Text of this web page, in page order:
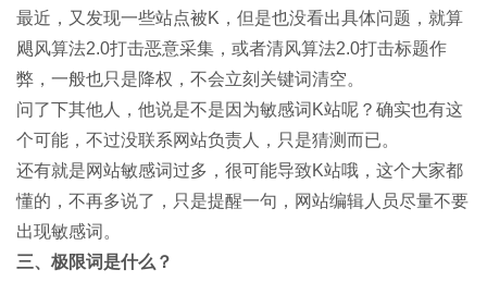
最近，又发现一些站点被K，但是也没看出具体问题，就算
飓风算法2.0打击恶意采集，或者清风算法2.0打击标题作
弊，一般也只是降权，不会立刻关键词清空。
问了下其他人，他说是不是因为敏感词K站呢？确实也有这
个可能，不过没联系网站负责人，只是猜测而已。
还有就是网站敏感词过多，很可能导致K站哦，这个大家都
懂的，不再多说了，只是提醒一句，网站编辑人员尽量不要
出现敏感词。
三、极限词是什么？